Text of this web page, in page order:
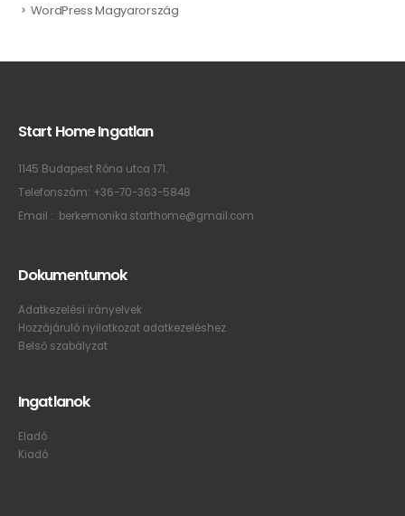
WordPress Magyarország
Start Home Ingatlan
1145 Budapest Róna utca 171.
Telefonszám: +36-70-363-5848
Email : berkemonika.starthome@gmail.com
Dokumentumok
Adatkezelési irányelvek
Hozzájáruló nyilatkozat adatkezeléshez
Belső szabályzat
Ingatlanok
Eladó
Kiadó